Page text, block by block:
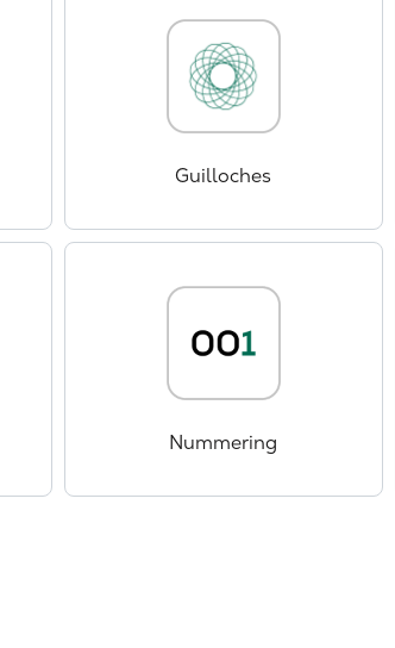
Guilloches
Nummering